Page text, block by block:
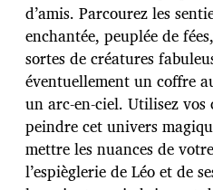
p
u
b
l
i
c
a
t
i
o
d’amis. Parcourez les
enchantée, peuplée de
sortes de créatures
éventuellement un coffre
un arc-en-ciel. Utilisez
peindre cet univers
mettre les nuances de
l’espièglerie de Léo et de